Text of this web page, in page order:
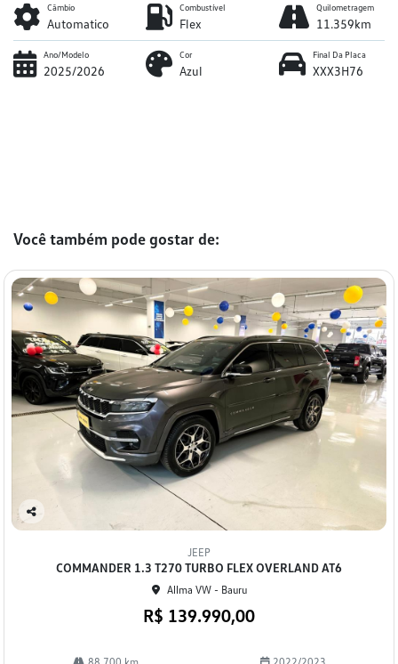
Câmbio
Automatico
Combustível
Flex
Quilometragem
11.359km
Ano/Modelo
2025/2026
Cor
Azul
Final Da Placa
XXX3H76
Você também pode gostar de:
JEEP
COMMANDER 1.3 T270 TURBO FLEX OVERLAND AT6
Allma VW - Bauru
R$ 139.990,00